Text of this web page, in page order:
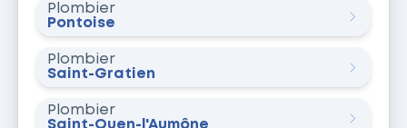
Plombier
Pontoise
Plombier
Saint-Gratien
Plombier
Saint-Ouen-l'Aumône